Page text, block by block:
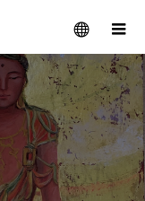
メニュー